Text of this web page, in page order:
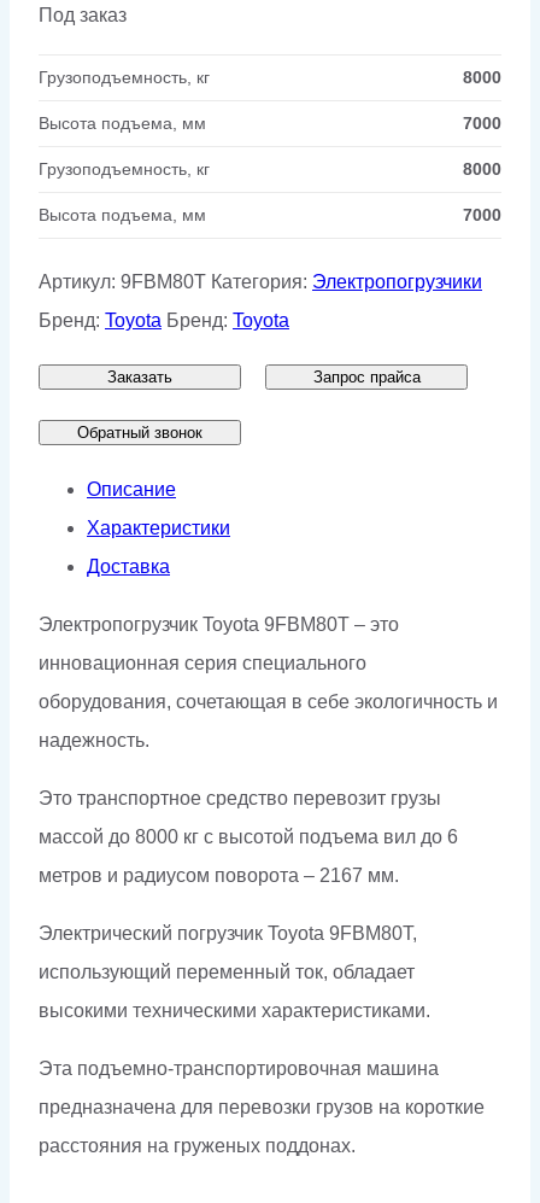
Под заказ
Грузоподъемность, кг 8000
Высота подъема, мм 7000
Грузоподъемность, кг 8000
Высота подъема, мм 7000
Артикул: 9FBM80T Категория: Электропогрузчики
Бренд: Toyota Бренд: Toyota
Заказать Запрос прайса
Обратный звонок
Описание
Характеристики
Доставка
Электропогрузчик Toyota 9FBM80T – это
инновационная серия специального
оборудования, сочетающая в себе экологичность и
надежность.
Это транспортное средство перевозит грузы
массой до 8000 кг с высотой подъема вил до 6
метров и радиусом поворота – 2167 мм.
Электрический погрузчик Toyota 9FBM80T,
использующий переменный ток, обладает
высокими техническими характеристиками.
Эта подъемно-транспортировочная машина
предназначена для перевозки грузов на короткие
расстояния на груженых поддонах.